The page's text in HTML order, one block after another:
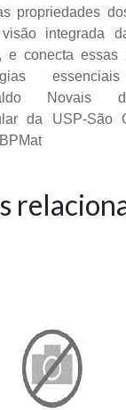
propriedades
integrada
e conecta essas
Novais
da USP-São